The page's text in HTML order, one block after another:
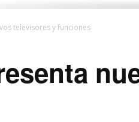
televisores y funciones